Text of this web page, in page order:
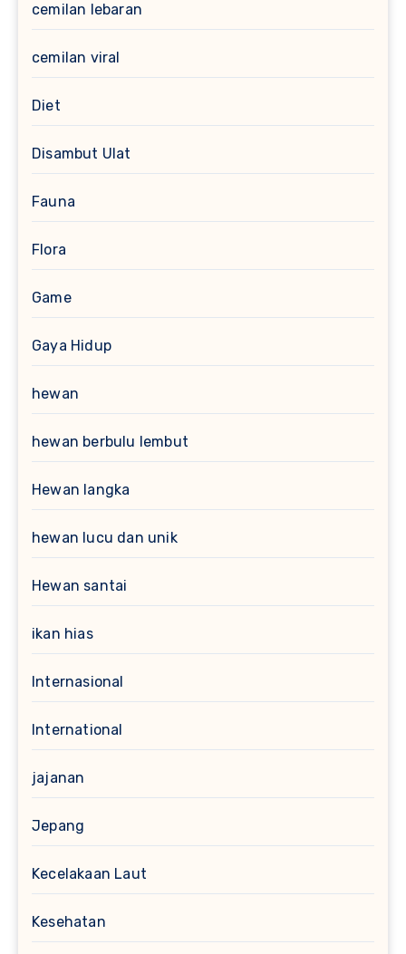
cemilan lebaran
cemilan viral
Diet
Disambut Ulat
Fauna
Flora
Game
Gaya Hidup
hewan
hewan berbulu lembut
Hewan langka
hewan lucu dan unik
Hewan santai
ikan hias
Internasional
International
jajanan
Jepang
Kecelakaan Laut
Kesehatan